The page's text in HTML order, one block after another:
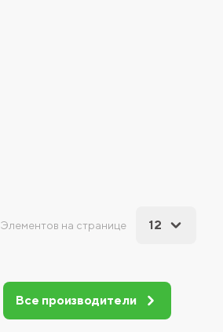
Элементов на странице 12
Все производители